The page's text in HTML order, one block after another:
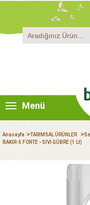
Menü
Anasayfa >TARIMSAL ÜRÜNLER >
BAKIR-5 FORTE - SIVI GÜBRE (1 Lt)